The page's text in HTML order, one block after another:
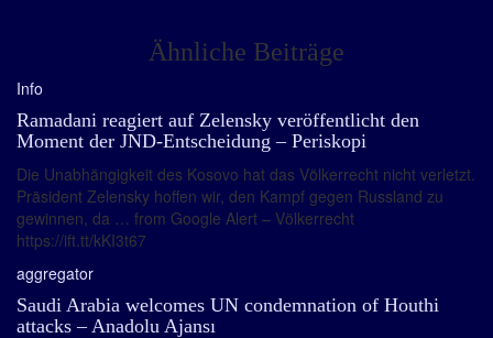
Ähnliche Beiträge
Info
Ramadani reagiert auf Zelensky veröffentlicht den
Moment der JND-Entscheidung – Periskopi
Die Unabhängigkeit des Kosovo hat das Völkerrecht nicht verletzt.
Präsident Zelensky hoffen wir, den Kampf gegen Russland zu
gewinnen, da … from Google Alert – Völkerrecht
https://ift.tt/kKI3t67
aggregator
Saudi Arabia welcomes UN condemnation of Houthi
attacks – Anadolu Ajansı